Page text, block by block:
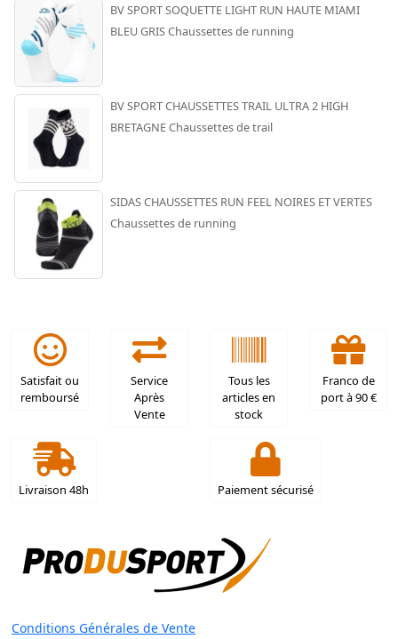
BV SPORT SOQUETTE LIGHT RUN HAUTE MIAMI
BLEU GRIS Chaussettes de running
BV SPORT CHAUSSETTES TRAIL ULTRA 2 HIGH
BRETAGNE Chaussettes de trail
SIDAS CHAUSSETTES RUN FEEL NOIRES ET VERTES
Chaussettes de running
Satisfait ou
remboursé
Service
Après
Vente
Tous les
articles en
stock
Franco de
port à 90 €
Livraison 48h Paiement sécurisé
Conditions Générales de Vente